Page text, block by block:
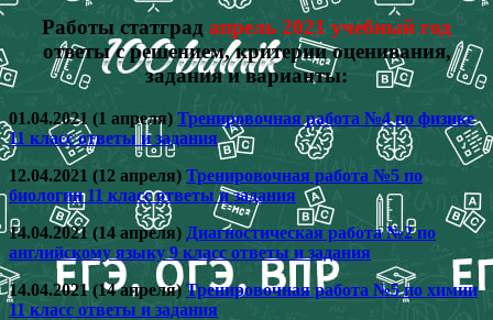
Работы статград апрель 2021 учебный год
ответы с решением, критерии оценивания,
задания и варианты:
01.04.2021 (1 апреля) Тренировочная работа №4 по физике
11 класс ответы и задания
12.04.2021 (12 апреля) Тренировочная работа №5 по
биологии 11 класс ответы и задания
14.04.2021 (14 апреля) Диагностическая работа №2 по
английскому языку 9 класс ответы и задания
14.04.2021 (14 апреля)Тренировочная работа №5 по химии
11 класс ответы и задания